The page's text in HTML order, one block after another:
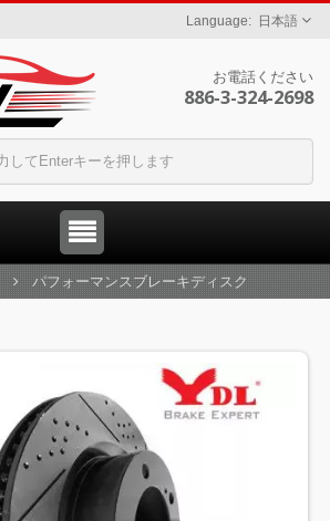
日本語
お電話ください
886-3-324-2698
パフォーマンスブレーキディスク